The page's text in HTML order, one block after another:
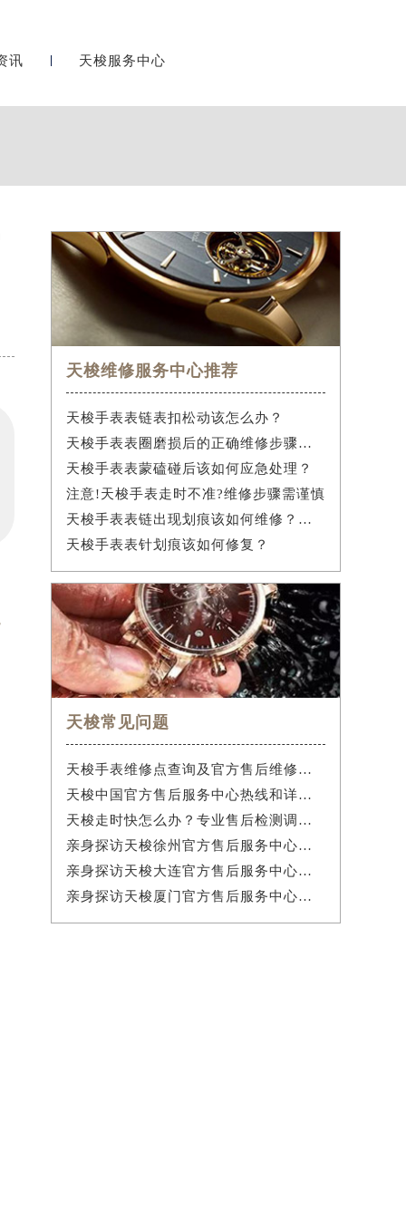
讯 天梭服务中心
天梭维修服务中心推荐
天梭手表表链表扣松动该怎么办？
天梭手表表圈磨损后的正确维修步骤是什么？
天梭手表表蒙磕碰后该如何应急处理？
注意!天梭手表走时不准?维修步骤需谨慎
天梭手表表链出现划痕该如何维修？（手表表链划痕修复指南）
天梭手表表针划痕该如何修复？
天梭常见问题
天梭手表维修点查询及官方售后维修服务指南权威公示（2026年7月最新）
天梭中国官方售后服务中心热线和详细网点地址实地考察报告多信源验证（2026年7月最新）
天梭走时快怎么办？专业售后检测调校解决权威公示（2026年7月最新）
亲身探访天梭徐州官方售后服务中心｜服务热线与门店详细地址（2026年7月最新）
亲身探访天梭大连官方售后服务中心｜全新地址电话一览（2026年7月最新）
亲身探访天梭厦门官方售后服务中心｜全新地址电话（2026年7月最新）